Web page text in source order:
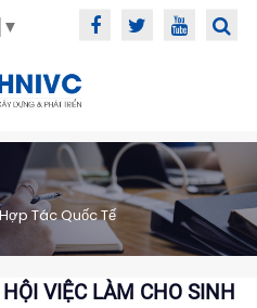
▼
Hợp Tác Quốc Tế
VIỆC LÀM CHO SINH